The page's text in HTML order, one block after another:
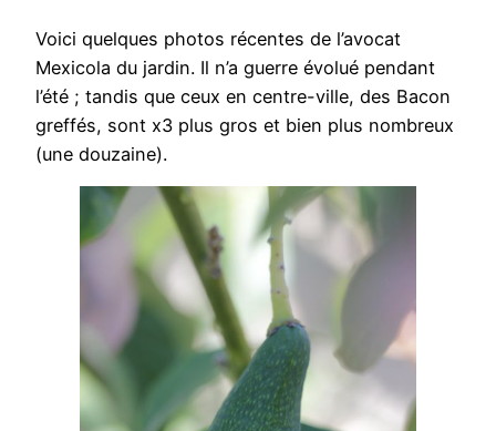
Voici quelques photos récentes de l’avocat
Mexicola du jardin. Il n’a guerre évolué pendant
l’été ; tandis que ceux en centre-ville, des Bacon
greffés, sont x3 plus gros et bien plus nombreux
(une douzaine).